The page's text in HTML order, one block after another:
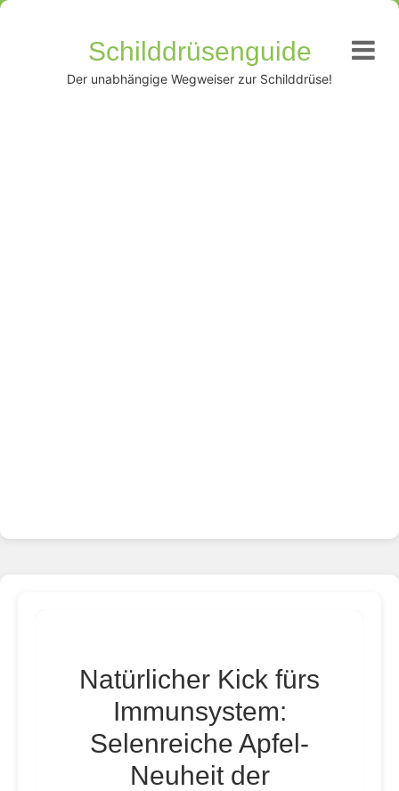
Schilddrüsenguide
Der unabhängige Wegweiser zur Schilddrüse!
Natürlicher Kick fürs
Immunsystem:
Selenreiche Apfel-
Neuheit der